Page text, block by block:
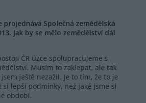
projednává Společná zemědělská
Jak by se mělo zemědělství dál
ČR úzce spolupracujeme s
Musím to zaklepat, ale tak
ještě nezažil. Je to tím, že to je
lepší podmínky, než jaké jsme si
období.